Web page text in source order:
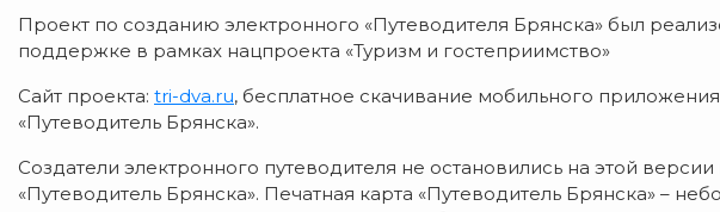
Проект по созданию электронного «Путеводителя Брянска» был
поддержке в рамках нацпроекта «Туризм и гостеприимство»
Сайт проекта: tri-dva.ru, бесплатное скачивание мобильного
«Путеводитель Брянска».
Создатели электронного путеводителя не остановились на этой
«Путеводитель Брянска». Печатная карта «Путеводитель Брянска» –